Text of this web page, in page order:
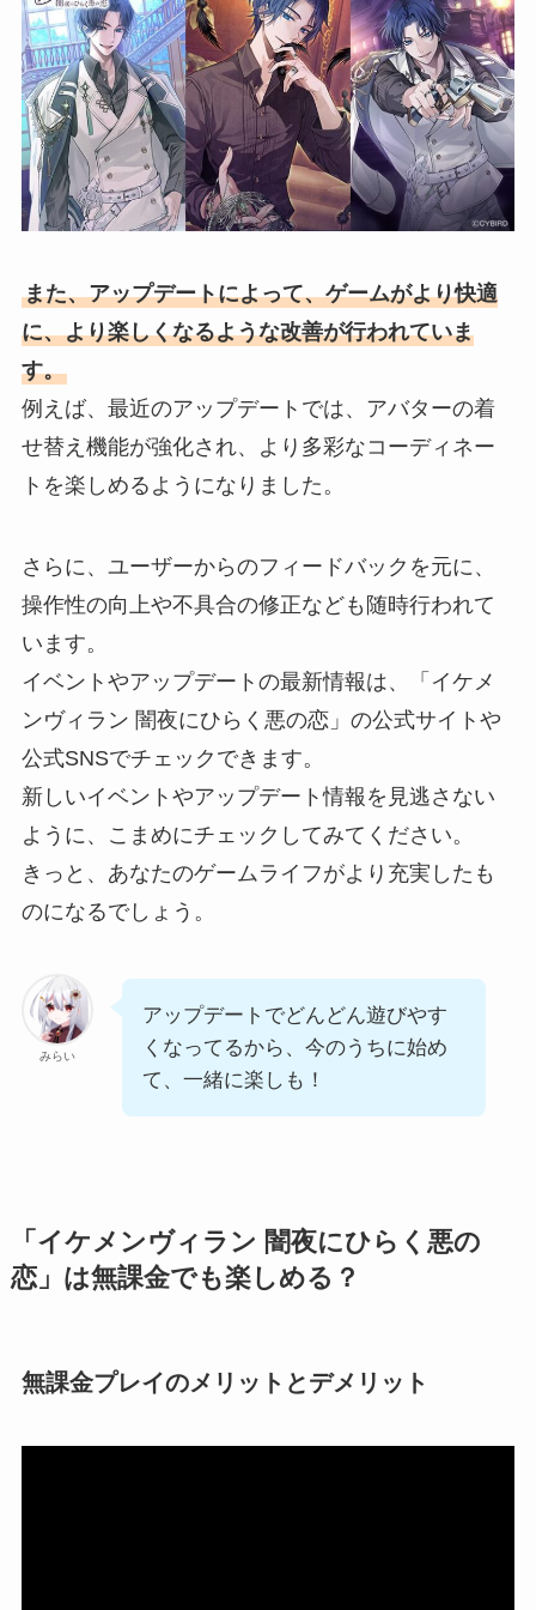
また、アップデートによって、ゲームがより快適
に、より楽しくなるような改善が行われていま
す。
例えば、最近のアップデートでは、アバターの着
せ替え機能が強化され、より多彩なコーディネー
トを楽しめるようになりました。
さらに、ユーザーからのフィードバックを元に、
操作性の向上や不具合の修正なども随時行われて
います。
イベントやアップデートの最新情報は、「イケメ
ンヴィラン 闇夜にひらく悪の恋」の公式サイトや
公式SNSでチェックできます。
新しいイベントやアップデート情報を見逃さない
ように、こまめにチェックしてみてください。
きっと、あなたのゲームライフがより充実したも
のになるでしょう。
みらい
アップデートでどんどん遊びやす
くなってるから、今のうちに始め
て、一緒に楽しも！
「イケメンヴィラン 闇夜にひらく悪の
恋」は無課金でも楽しめる？
無課金プレイのメリットとデメリット